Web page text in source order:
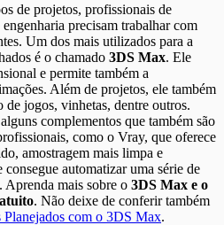
de projetos, profissionais de
precisam trabalhar com
Um dos mais utilizados para a
é o chamado 3DS Max. Ele
e permite também a
Além de projetos, ele também
de jogos, vinhetas, dentre outros.
complementos que também são
como o Vray, que oferece
amostragem mais limpa e
automatizar uma série de
Aprenda mais sobre o 3DS Max e o
. Não deixe de conferir também
com o 3DS Max.